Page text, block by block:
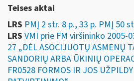
Teises aktai
LRS PMĮ 2 str. 8 p., 33 p. PMĮ 50
LRS VMI prie FM viršininko 2005-
27 „DĖL ASOCIJUOTŲ ASMENŲ
SANDORIŲ ARBA ŪKINIŲ
FR0528 FORMOS IR JOS